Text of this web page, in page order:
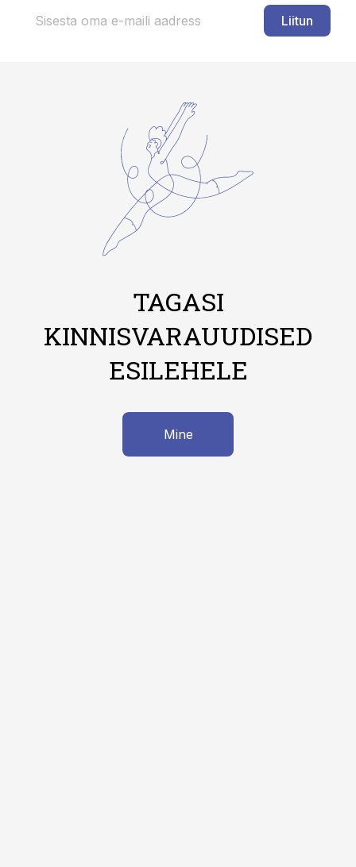
Liitun
TAGASI
KINNISVARAUUDISED
ESILEHELE
Mine